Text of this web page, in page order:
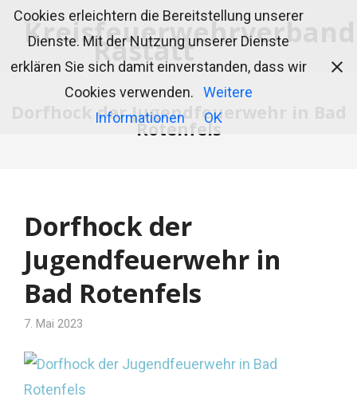
Dorfhock der Jugendfeuerwehr in Bad
Rotenfels
Dorfhock der
Jugendfeuerwehr in
Bad Rotenfels
7. Mai 2023
Cookies erleichtern die Bereitstellung unserer
Dienste. Mit der Nutzung unserer Dienste
erklären Sie sich damit einverstanden, dass wir
Cookies verwenden.
Weitere
Informationen
OK